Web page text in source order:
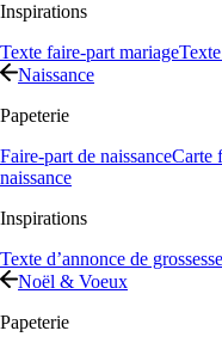
Inspirations
Texte faire-part mariage
Naissance
Papeterie
Faire-part de naissanceCarte
naissance
Inspirations
Texte d’annonce de grossesse
Noël & Voeux
Papeterie